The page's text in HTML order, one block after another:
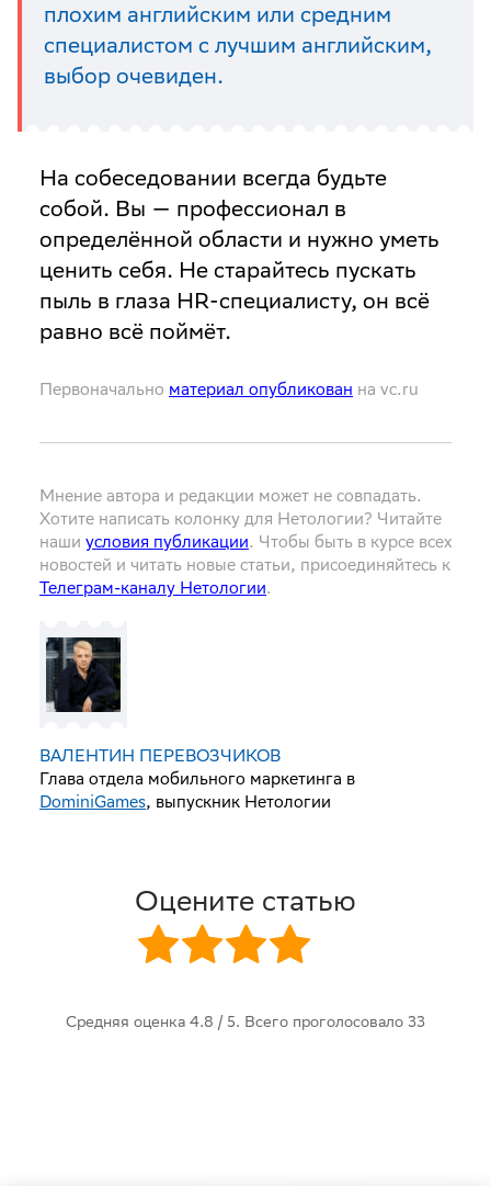
плохим английским или средним
специалистом с лучшим английским,
выбор очевиден.
На собеседовании всегда будьте
собой. Вы — профессионал в
определённой области и нужно уметь
ценить себя. Не старайтесь пускать
пыль в глаза HR-специалисту, он всё
равно всё поймёт.
Первоначально материал опубликован на vc.ru
Мнение автора и редакции может не совпадать.
Хотите написать колонку для Нетологии? Читайте
наши условия публикации. Чтобы быть в курсе всех
новостей и читать новые статьи, присоединяйтесь к
Телеграм-каналу Нетологии.
ВАЛЕНТИН ПЕРЕВОЗЧИКОВ
Глава отдела мобильного маркетинга в
DominiGames, выпускник Нетологии
Оцените статью
Средняя оценка 4.8 / 5. Всего проголосовало 33